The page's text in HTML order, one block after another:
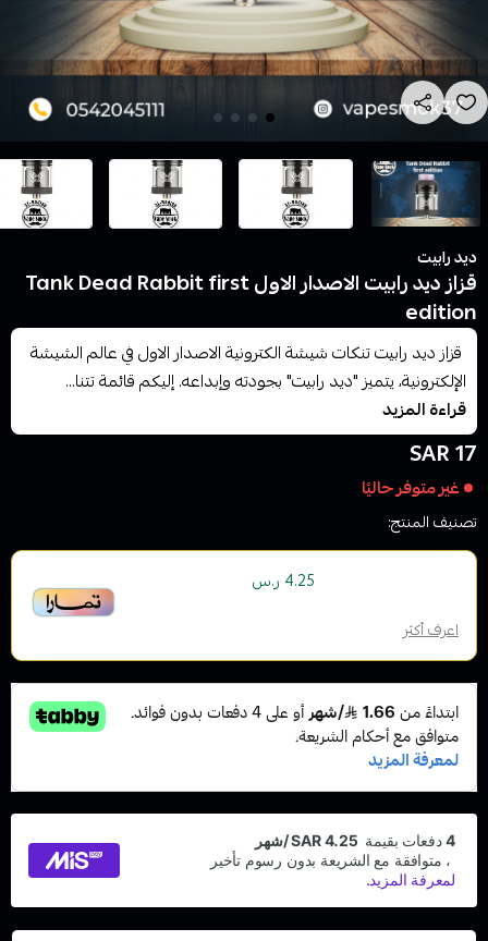
ديد رابيت
قزاز ديد رابيت الاصدار الاول Tank Dead Rabbit first
edition
قزاز ديد رابيت تنكات شيشة الكترونية الاصدار الاول في عالم الشيشة
الإلكترونية، يتميز "ديد رابيت" بجودته وإبداعه. إليكم قائمة تتنا...
قراءة المزيد
17 SAR
غير متوفر حاليًا
تصنيف المنتج:
4.25 ر.س
اعرف أكثر